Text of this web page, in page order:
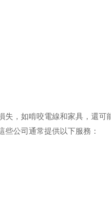
失，如啃咬電線和家具，還可
些公司通常提供以下服務：